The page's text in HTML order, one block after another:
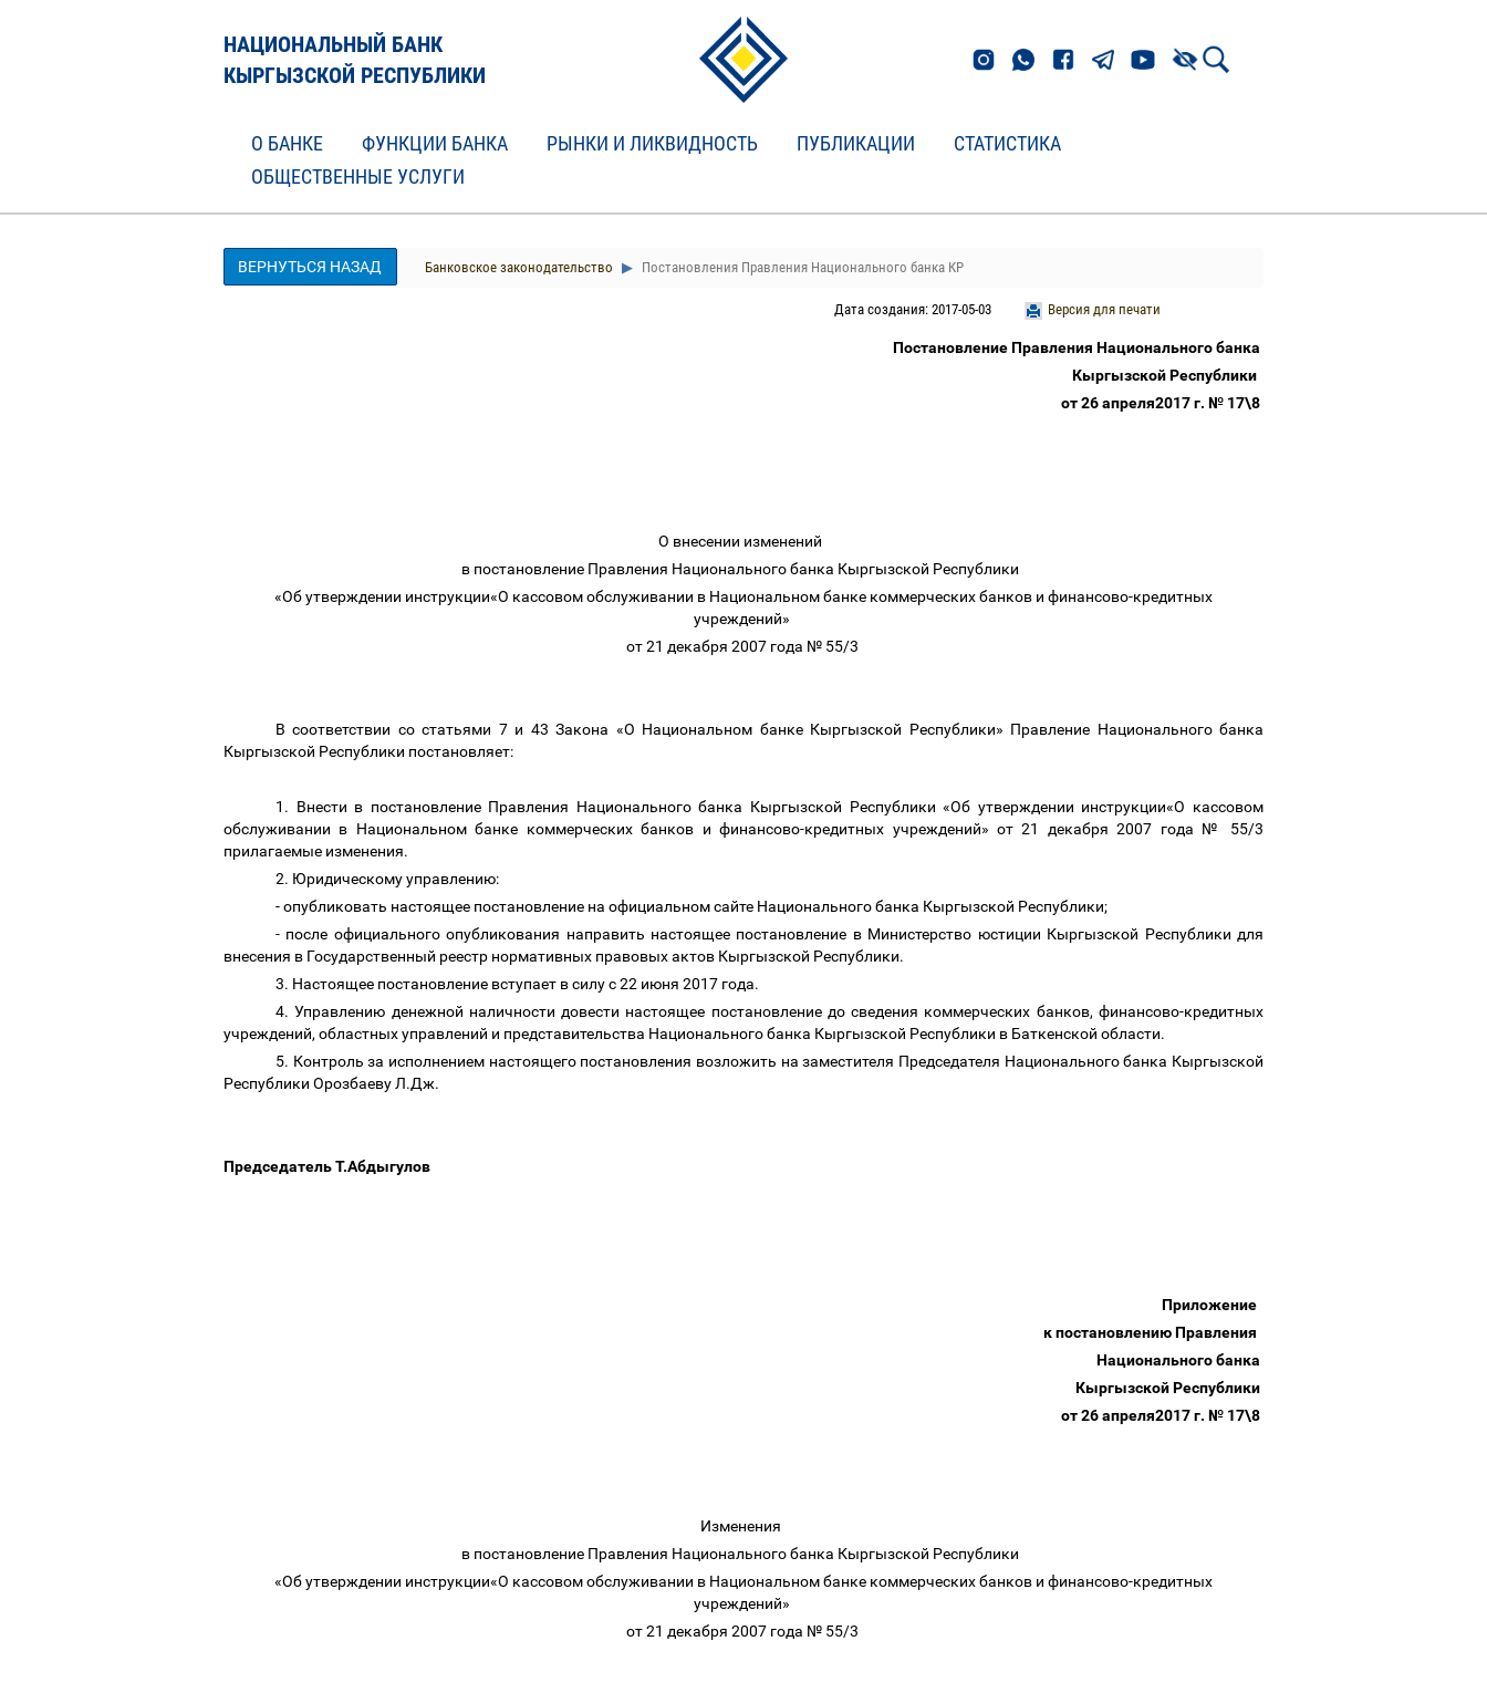
НАЦИОНАЛЬНЫЙ БАНК
КЫРГЫЗСКОЙ РЕСПУБЛИКИ
О БАНКЕ ФУНКЦИИ БАНКА РЫНКИ И ЛИКВИДНОСТЬ ПУБЛИКАЦИИ
СТАТИСТИКА
ОБЩЕСТВЕННЫЕ УСЛУГИ
ВЕРНУТЬСЯ НАЗАД Банковское законодательство Постановления Правления Национального банка КР
Версия для печати
Дата создания: 2017-05-03
Постановление Правления Национального банка
Кыргызской Республики
от 26 апреля2017 г. № 17\8
О внесении изменений
в постановление Правления Национального банка Кыргызской Республики
«Об утверждении инструкции«О кассовом обслуживании в Национальном банке коммерческих банков и финансово-кредитных
учреждений»
от 21 декабря 2007 года № 55/3
В соответствии со статьями 7и 43 Закона «О Национальном банке Кыргызской Республики» Правление Национального банка
Кыргызской Республики постановляет:
1. Внести в постановлениеПравления Национального банка Кыргызской Республики «Об утверждении инструкции«О кассовом
обслуживании в Национальном банке коммерческих банков и финансово-кредитных учреждений» от 21 декабря 2007 года № 55/3
прилагаемые изменения.
2. Юридическому управлению:
- опубликовать настоящее постановление на официальном сайте Национального банка Кыргызской Республики;
- после официального опубликования направить настоящее постановление в Министерство юстиции Кыргызской Республики для
внесения в Государственный реестр нормативных правовых актов Кыргызской Республики.
3. Настоящее постановление вступает в силу с 22 июня 2017 года.
4. Управлению денежной наличности довести настоящее постановление до сведения коммерческих банков, финансово-кредитных
учреждений, областных управлений и представительства Национального банка Кыргызской Республики в Баткенской области.
5. Контроль за исполнением настоящего постановления возложить на заместителя Председателя Национального банка Кыргызской
Республики Орозбаеву Л.Дж.
Председатель Т.Абдыгулов
Приложение
к постановлению Правления
Национального банка
Кыргызской Республики
от 26 апреля2017 г. № 17\8
Изменения
в постановление Правления Национального банка Кыргызской Республики
«Об утверждении инструкции«О кассовом обслуживании в Национальном банке коммерческих банков и финансово-кредитных
учреждений»
от 21 декабря 2007 года № 55/3